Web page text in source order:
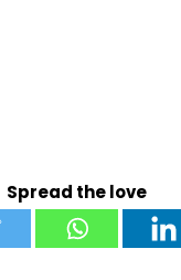
Spread the love